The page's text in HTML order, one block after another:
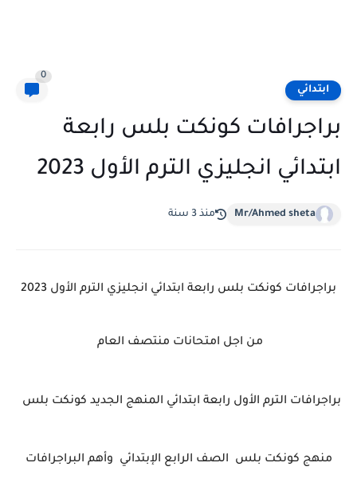
ابتدائي
0
براجرافات كونكت بلس رابعة
ابتدائي انجليزي الترم الأول 2023
Mr/Ahmed sheta منذ 3 سنة
براجرافات كونكت بلس رابعة ابتدائي انجليزي الترم الأول 2023
من اجل امتحانات منتصف العام
براجرافات الترم الأول رابعة ابتدائي المنهج الجديد كونكت بلس
منهج كونكت بلس الصف الرابع الإبتدائي وأهم البراجرافات